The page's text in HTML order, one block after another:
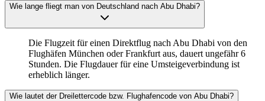
Wie lange fliegt man von Deutschland nach Abu Dhabi?
Die Flugzeit für einen Direktflug nach Abu Dhabi von den
Flughäfen München oder Frankfurt aus, dauert ungefähr 6
Stunden. Die Flugdauer für eine Umsteigeverbindung ist
erheblich länger.
Wie lautet der Dreilettercode bzw. Flughafencode von Abu Dhabi?